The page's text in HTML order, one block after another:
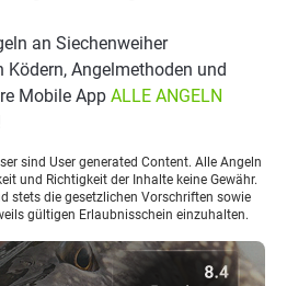
an Siechenweiher
Ködern, Angelmethoden und
Mobile App ALLE ANGELN
sind User generated Content. Alle Angeln
und Richtigkeit der Inhalte keine Gewähr.
stets die gesetzlichen Vorschriften sowie
gültigen Erlaubnisschein einzuhalten.